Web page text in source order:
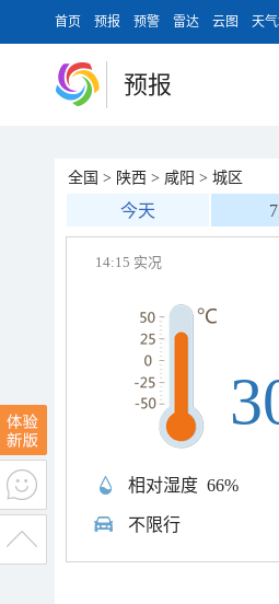
首页 预报 预警 雷达 云图 天
预报
全国 > 陕西 > 咸阳 > 城区
今天
14:15 实况
相对湿度 66%
不限行